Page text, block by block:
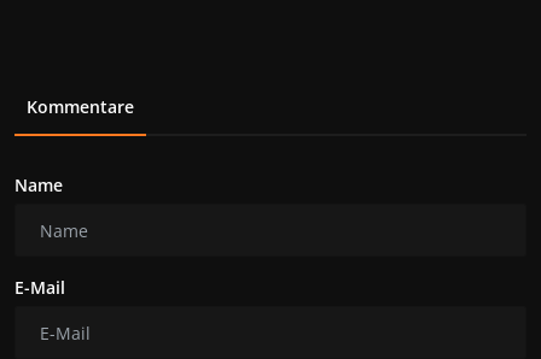
Kommentare
Name
E-Mail